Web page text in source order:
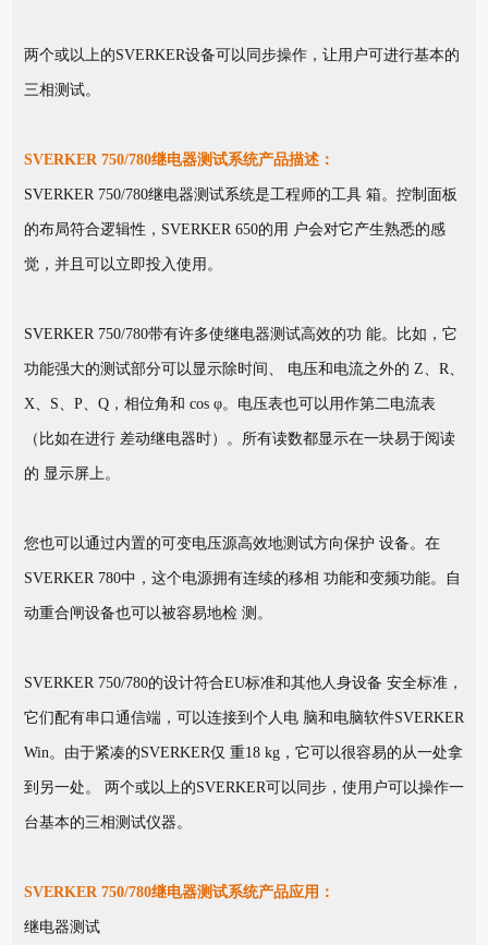
两个或以上的SVERKER设备可以同步操作，让用户可进行基本的
三相测试。
SVERKER 750/780继电器测试系统产品描述：
SVERKER 750/780继电器测试系统是工程师的工具 箱。控制面板
的布局符合逻辑性，SVERKER 650的用 户会对它产生熟悉的感
觉，并且可以立即投入使用。
SVERKER 750/780带有许多使继电器测试高效的功 能。比如，它
功能强大的测试部分可以显示除时间、 电压和电流之外的 Z、R、
X、S、P、Q，相位角和 cos φ。电压表也可以用作第二电流表
（比如在进行 差动继电器时）。所有读数都显示在一块易于阅读
的 显示屏上。
您也可以通过内置的可变电压源高效地测试方向保护 设备。在
SVERKER 780中，这个电源拥有连续的移相 功能和变频功能。自
动重合闸设备也可以被容易地检 测。
SVERKER 750/780的设计符合EU标准和其他人身设备 安全标准，
它们配有串口通信端，可以连接到个人电 脑和电脑软件SVERKER
Win。由于紧凑的SVERKER仅 重18 kg，它可以很容易的从一处拿
到另一处。 两个或以上的SVERKER可以同步，使用户可以操作一
台基本的三相测试仪器。
SVERKER 750/780继电器测试系统产品应用：
继电器测试